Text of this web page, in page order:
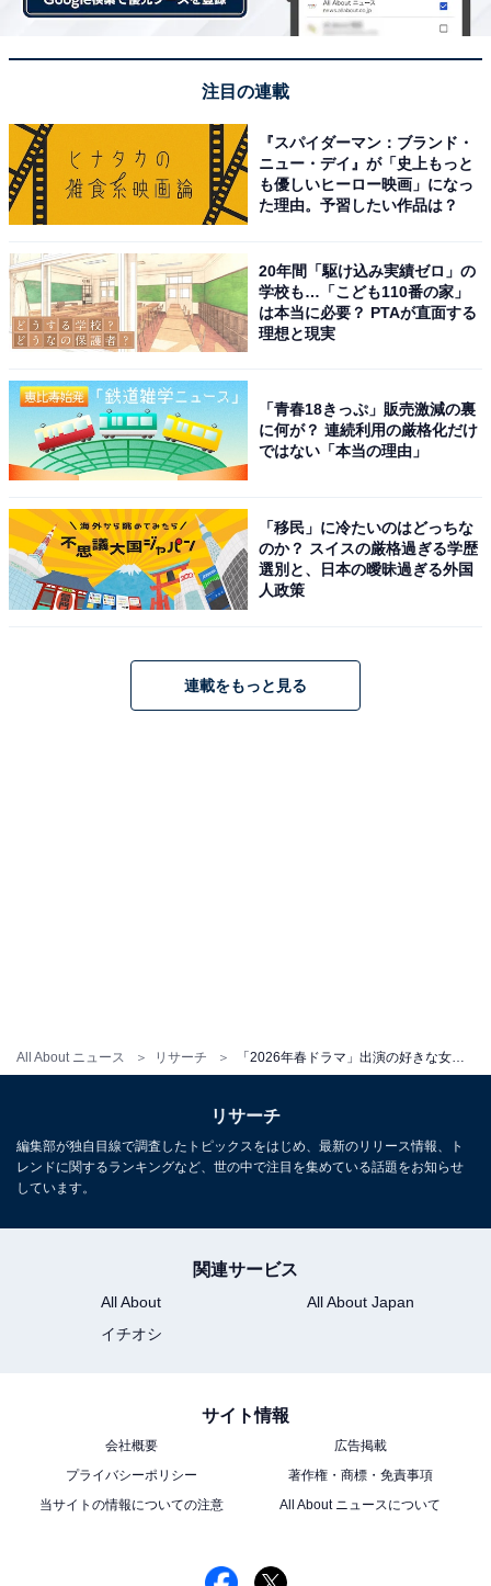
All About ニュース リサーチ
1位は、『銀河の一票』で主演を務める黒木華さんでし
た。黒木さんが演じる主人公は、政治家の不正を密告す
る告発文をきっかけに、全てを失った与党幹事長の娘で
秘書だった星野茉莉です。
茉莉は、大物政治家の娘として生きてきたことで、さま
ざまな苦悩や葛藤を抱えている女性。普段は冷静沈着な
のに、目標を見つけると一直線に突っ走ってしまう性格
茉莉をチャーミングに演じ、愛すべきキャラクターを作
り上げています。
／愛知県）、「安心感があり、ドラマのストーリーに集
中させてくれます」（50代女性／埼玉県）、「ナチュラ
この記事の執筆者： ゆるま 小林
元テレビ局スタッフ
長年に渡ってテレビ局でバラエティー番組、情報番組などを制作。
し、週刊誌、ネットニュースでテレビや芸能人に関するコラムなど
次ページ
注目の連載
『スパイダーマン：ブランド・
ニュー・デイ』が「史上もっと
も優しいヒーロー映画」になっ
た理由。予習したい作品は？
20年間「駆け込み実績ゼロ」の
学校も…「こども110番の家」
は本当に必要？ PTAが直面する
理想と現実
「青春18きっぷ」販売激減の裏
に何が？ 連続利用の厳格化だけ
ではない「本当の理由」
「移民」に冷たいのはどっちな
のか？ スイスの厳格過ぎる学歴
選別と、日本の曖昧過ぎる外国
人政策
連載をもっと見る
リサーチ
編集部が独自目線で調査したトピックスをはじめ、最新のリリース情報、ト
レンドに関するランキングなど、世の中で注目を集めている話題をお知らせ
しています。
関連サービス
All About
All About Japan
イチオシ
サイト情報
会社概要
広告掲載
プライバシーポリシー
著作権・商標・免責事項
当サイトの情報についての注意
All About ニュースについて